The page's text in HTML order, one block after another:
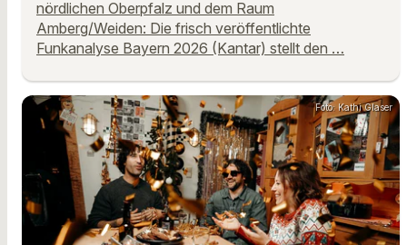
nördlichen Oberpfalz und dem Raum
Amberg/Weiden: Die frisch veröffentlichte
Funkanalyse Bayern 2026 (Kantar) stellt den …
Foto: Kathi Glaser